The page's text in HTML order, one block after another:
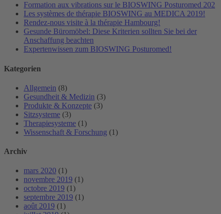
Formation aux vibrations sur le BIOSWING Posturomed 202
Les systèmes de thérapie BIOSWING au MEDICA 2019!
Rendez-nous visite à la thérapie Hambourg!
Gesunde Büromöbel: Diese Kriterien sollten Sie bei der
Anschaffung beachten
Expertenwissen zum BIOSWING Posturomed!
Kategorien
Allgemein (8)
Gesundheit & Medizin (3)
Produkte & Konzepte (3)
Sitzsysteme (3)
Therapiesysteme (1)
Wissenschaft & Forschung (1)
Archiv
mars 2020 (1)
novembre 2019 (1)
octobre 2019 (1)
septembre 2019 (1)
août 2019 (1)